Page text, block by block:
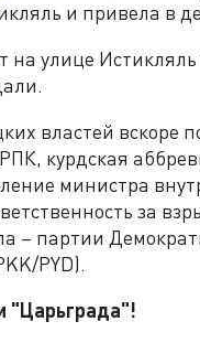
и привела в
на улице
властей вскоре
курдская
министра
за
– партии
PYD).
"Царьграда"!